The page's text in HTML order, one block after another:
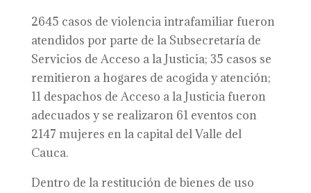
2645 casos de violencia intrafamiliar fueron
atendidos por parte de la Subsecretaría de
Servicios de Acceso a la Justicia; 35 casos se
remitieron a hogares de acogida y atención;
11 despachos de Acceso a la Justicia fueron
adecuados y se realizaron 61 eventos con
2147 mujeres en la capital del Valle del
Cauca.
Dentro de la restitución de bienes de uso